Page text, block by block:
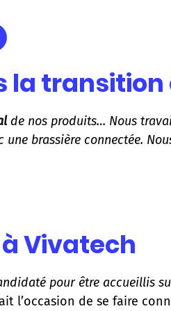
la
de nos produits… Nous
brassière connectée.
Vivatech
pour être accueillis
l’occasion de se faire